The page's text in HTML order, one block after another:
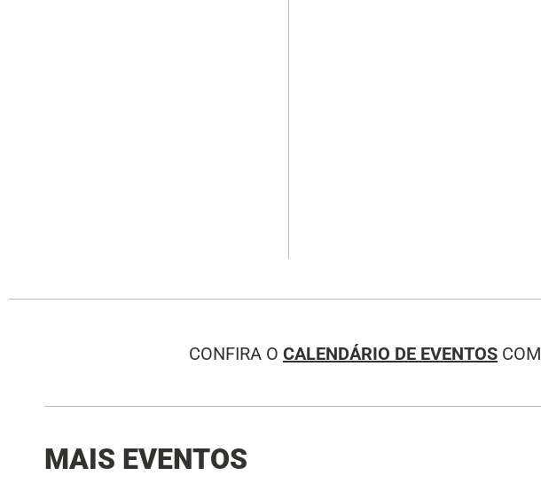
CONFIRA O CALENDÁRIO DE EVENTOS
MAIS EVENTOS